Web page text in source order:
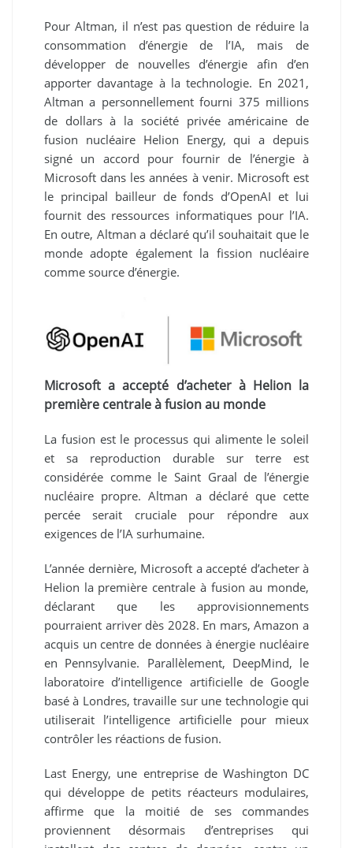
Pour Altman, il n’est pas question de réduire la
consommation d’énergie de l’IA, mais de
développer de nouvelles d’énergie afin d’en
apporter davantage à la technologie. En 2021,
Altman a personnellement fourni 375 millions
de dollars à la société privée américaine de
fusion nucléaire Helion Energy, qui a depuis
signé un accord pour fournir de l’énergie à
Microsoft dans les années à venir. Microsoft est
le principal bailleur de fonds d’OpenAI et lui
fournit des ressources informatiques pour l’IA.
En outre, Altman a déclaré qu’il souhaitait que le
monde adopte également la fission nucléaire
comme source d’énergie.
Microsoft a accepté d’acheter à Helion la
première centrale à fusion au monde
La fusion est le processus qui alimente le soleil
et sa reproduction durable sur terre est
considérée comme le Saint Graal de l’énergie
nucléaire propre. Altman a déclaré que cette
percée serait cruciale pour répondre aux
exigences de l’IA surhumaine.
L’année dernière, Microsoft a accepté d’acheter à
Helion la première centrale à fusion au monde,
déclarant que les approvisionnements
pourraient arriver dès 2028. En mars, Amazon a
acquis un centre de données à énergie nucléaire
en Pennsylvanie. Parallèlement, DeepMind, le
laboratoire d’intelligence artificielle de Google
basé à Londres, travaille sur une technologie qui
utiliserait l’intelligence artificielle pour mieux
contrôler les réactions de fusion.
Last Energy, une entreprise de Washington DC
qui développe de petits réacteurs modulaires,
affirme que la moitié de ses commandes
proviennent désormais d’entreprises qui